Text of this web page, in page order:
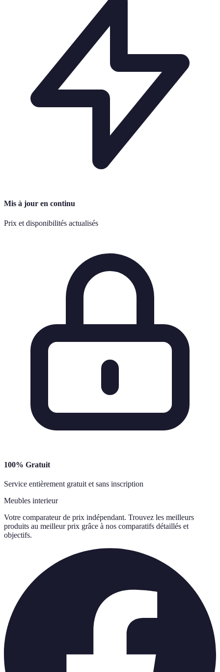
Mis à jour en continu
Prix et disponibilités actualisés
100% Gratuit
Service entièrement gratuit et sans inscription
Meubles interieur
Votre comparateur de prix indépendant. Trouvez les meilleurs
produits au meilleur prix grâce à nos comparatifs détaillés et
objectifs.